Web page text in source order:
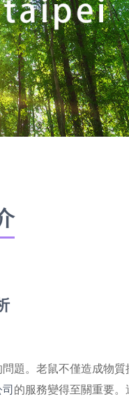
題。老鼠不僅造成物
的服務變得至關重要。